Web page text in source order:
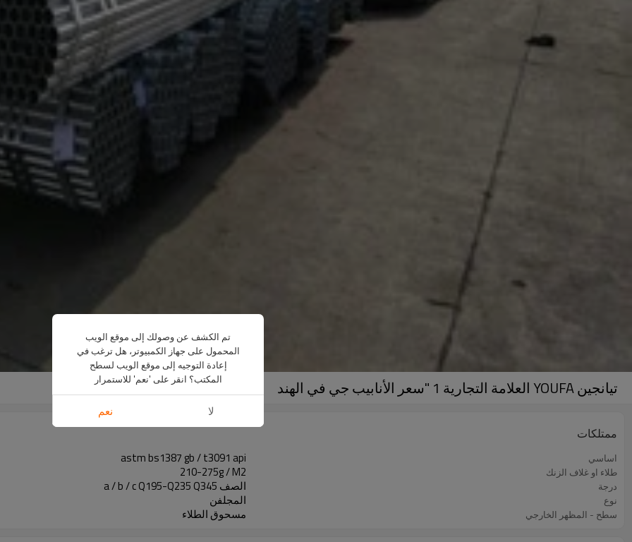
تيانجين YOUFA العلامة التجارية 1 "سعر الأنابيب جي في الهند
ممتلكات
اساسي astm bs1387 gb / t3091 api
طلاء او غلاف الزنك 210-275g / M2
درجة الصف a / b / c Q195-Q235 Q345
نوع المجلفن
سطح - المظهر الخارجي مسحوق الطلاء
تم الكشف عن وصولك إلى موقع الويب
المحمول على جهاز الكمبيوتر، هل ترغب في
إعادة التوجيه إلى موقع الويب لسطح
المكتب؟ انقر على 'نعم' للاستمرار
لا نعم